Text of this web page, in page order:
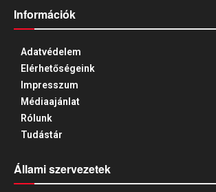
Információk
Adatvédelem
Elérhetőségeink
Impresszum
Médiaajánlat
Rólunk
Tudástár
Állami szervezetek